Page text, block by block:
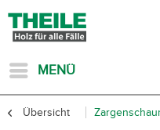
MENÜ
Übersicht